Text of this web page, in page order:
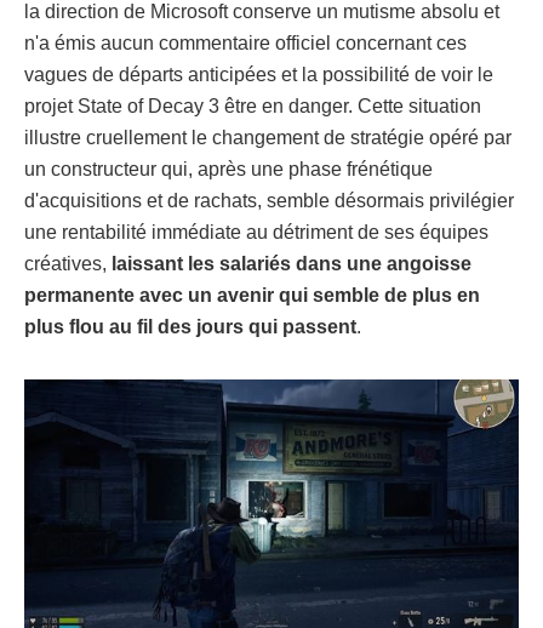
la direction de Microsoft conserve un mutisme absolu et
n'a émis aucun commentaire officiel concernant ces
vagues de départs anticipées et la possibilité de voir le
projet State of Decay 3 être en danger. Cette situation
illustre cruellement le changement de stratégie opéré par
un constructeur qui, après une phase frénétique
d'acquisitions et de rachats, semble désormais privilégier
une rentabilité immédiate au détriment de ses équipes
créatives, laissant les salariés dans une angoisse
permanente avec un avenir qui semble de plus en
plus flou au fil des jours qui passent.